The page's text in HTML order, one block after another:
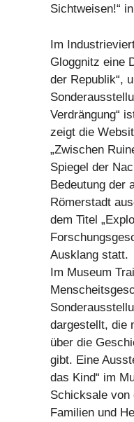
Sichtweisen!“
Im
Gloggnitz eine
der Republik“,
Verdrängung“
zeigt die
„Zwischen
Spiegel der
Bedeutung der
Römerstadt
dem Titel
Ausklang statt.
Im Museum
dargestellt, die
über die
gibt. Eine
das Kind“ im
Schicksale von
Familien und